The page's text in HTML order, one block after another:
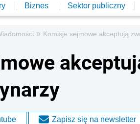
Biznes Sektor publiczny
» Komisje sejmowe akceptują
Zapisz się na newsletter